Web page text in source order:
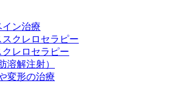
ン治療
スクレロセラピー
クレロセラピー
溶解注射）
変形の治療